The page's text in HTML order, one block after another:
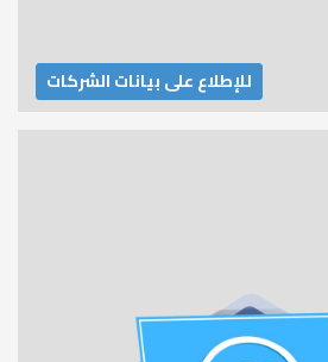
للإطلاع على بيانات الشركات